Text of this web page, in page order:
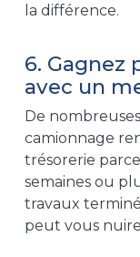
la différence.
6. Gagnez
avec un
De
camionnage
trésorerie
semaines ou
travaux
peut vous